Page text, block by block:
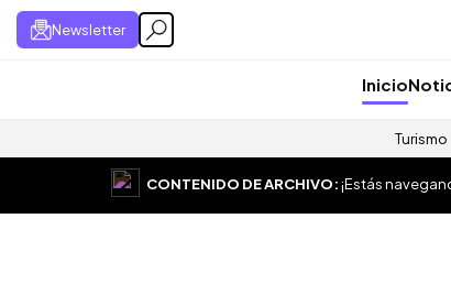
Newsletter
Inicio
Turismo
CONTENIDO DE ARCHIVO:¡Estás